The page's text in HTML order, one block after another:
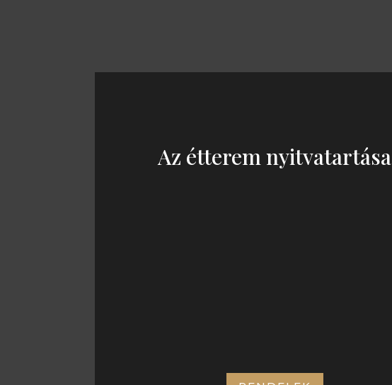
Az étterem nyitvatartása